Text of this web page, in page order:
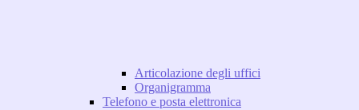
Articolazione degli uffici
Organigramma
Telefono e posta elettronica